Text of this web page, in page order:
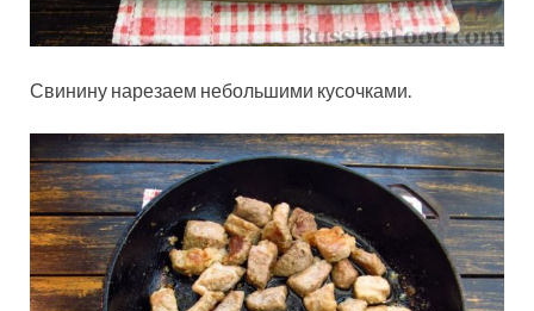
Свинину нарезаем небольшими кусочками.